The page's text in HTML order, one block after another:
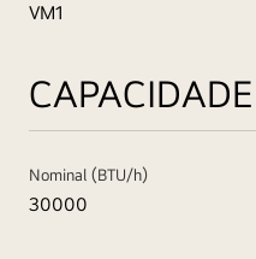
VM1
Nominal (BTU/h)
30000